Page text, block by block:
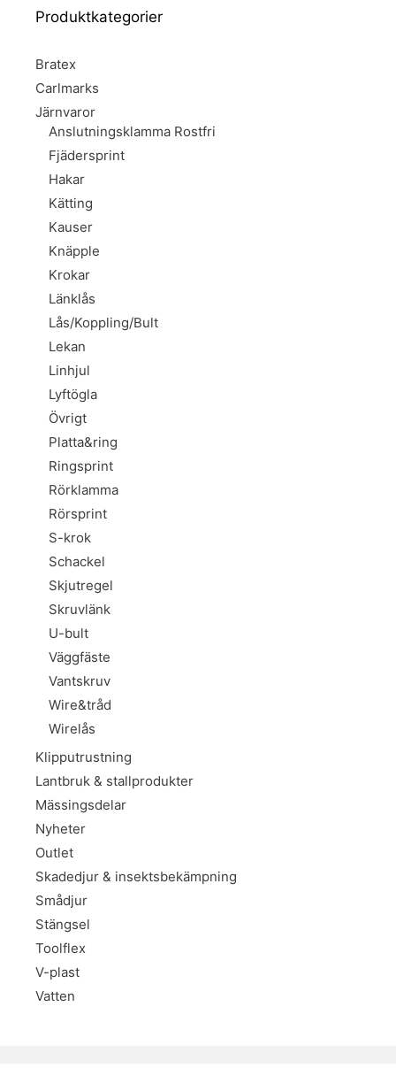
Produktkategorier
Bratex
Carlmarks
Järnvaror
Anslutningsklamma Rostfri
Fjädersprint
Hakar
Kätting
Kauser
Knäpple
Krokar
Länklås
Lås/Koppling/Bult
Lekan
Linhjul
Lyftögla
Övrigt
Platta&ring
Ringsprint
Rörklamma
Rörsprint
S-krok
Schackel
Skjutregel
Skruvlänk
U-bult
Väggfäste
Vantskruv
Wire&tråd
Wirelås
Klipputrustning
Lantbruk & stallprodukter
Mässingsdelar
Nyheter
Outlet
Skadedjur & insektsbekämpning
Smådjur
Stängsel
Toolflex
V-plast
Vatten